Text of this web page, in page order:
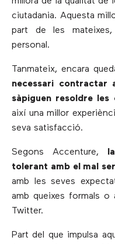
ciutadania. Aquesta
part de les
personal.
Tanmateix, encara
necessari contractar
sàpiguen resoldre les
així una millor
seva satisfacció.
Segons Accenture,
tolerant amb el mal
amb les seves
amb queixes formals o
Twitter.
Part del que impulsa